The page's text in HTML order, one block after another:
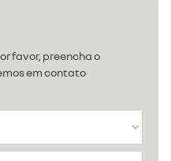
favor, preencha o
em contato